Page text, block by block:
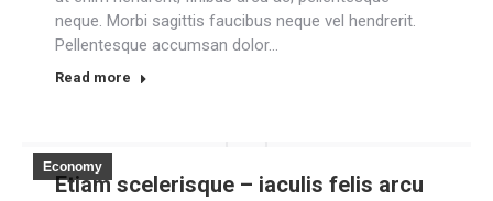
neque. Morbi sagittis faucibus neque vel hendrerit.
Pellentesque accumsan dolor…
Read more
Economy
Etiam scelerisque – iaculis felis arcu